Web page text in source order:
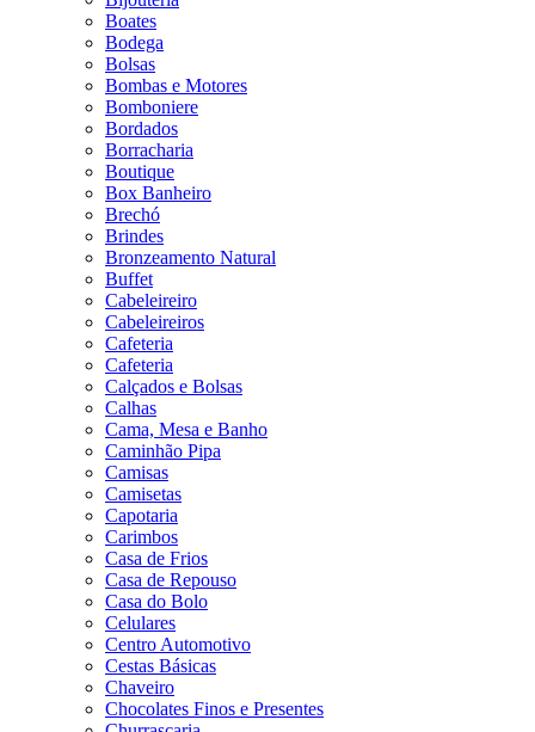
Boates
Bodega
Bolsas
Bombas e Motores
Bomboniere
Bordados
Borracharia
Boutique
Box Banheiro
Brechó
Brindes
Bronzeamento Natural
Buffet
Cabeleireiro
Cabeleireiros
Cafeteria
Cafeteria
Calçados e Bolsas
Calhas
Cama, Mesa e Banho
Caminhão Pipa
Camisas
Camisetas
Capotaria
Carimbos
Casa de Frios
Casa de Repouso
Casa do Bolo
Celulares
Centro Automotivo
Cestas Básicas
Chaveiro
Chocolates Finos e Presentes